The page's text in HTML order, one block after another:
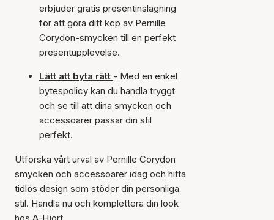
erbjuder gratis presentinslagning
för att göra ditt köp av Pernille
Corydon-smycken till en perfekt
presentupplevelse.
Lätt att byta rätt - Med en enkel
bytespolicy kan du handla tryggt
och se till att dina smycken och
accessoarer passar din stil
perfekt.
Utforska vårt urval av Pernille Corydon
smycken och accessoarer idag och hitta
tidlös design som stöder din personliga
stil. Handla nu och komplettera din look